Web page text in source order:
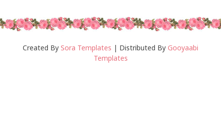
Created By Sora Templates | Distributed By Gooyaabi
Templates